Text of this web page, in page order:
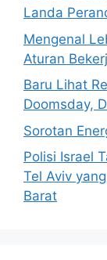
Landa
Mengenal
Aturan
Baru Lihat
Doomsday,
Sorotan
Polisi Israel
Tel Aviv
Barat